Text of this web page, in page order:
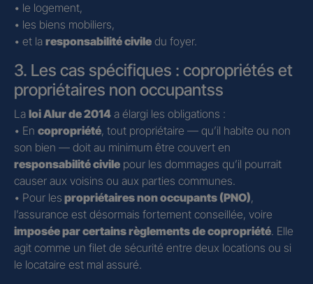
• le logement,
• les biens mobiliers,
• et la responsabilité civile du foyer.
3. Les cas spécifiques : copropriétés et
propriétaires non occupantss
La loi Alur de 2014 a élargi les obligations :
• En copropriété, tout propriétaire — qu’il habite ou non
son bien — doit au minimum être couvert en
responsabilité civile pour les dommages qu’il pourrait
causer aux voisins ou aux parties communes.
• Pour les propriétaires non occupants (PNO),
l’assurance est désormais fortement conseillée, voire
imposée par certains règlements de copropriété. Elle
agit comme un filet de sécurité entre deux locations ou si
le locataire est mal assuré.